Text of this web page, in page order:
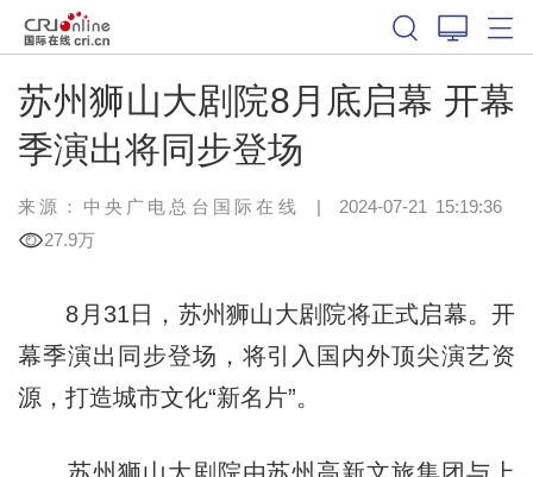
苏州狮山大剧院8月底启幕 开幕
季演出将同步登场
来源：中央广电总台国际在线 | 2024-07-21 15:19:36
27.9万
8月31日，苏州狮山大剧院将正式启幕。开
幕季演出同步登场，将引入国内外顶尖演艺资
源，打造城市文化“新名片”。
苏州狮山大剧院由苏州高新文旅集团与上